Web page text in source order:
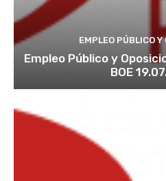
EMPLEO PÚBLICO Y
Empleo Público y
BOE